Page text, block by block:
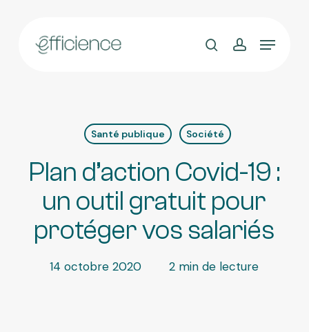
content
Santé publique Société
Plan d’action Covid-19 :
un outil gratuit pour
protéger vos salariés
14 octobre 2020 2 min de lecture